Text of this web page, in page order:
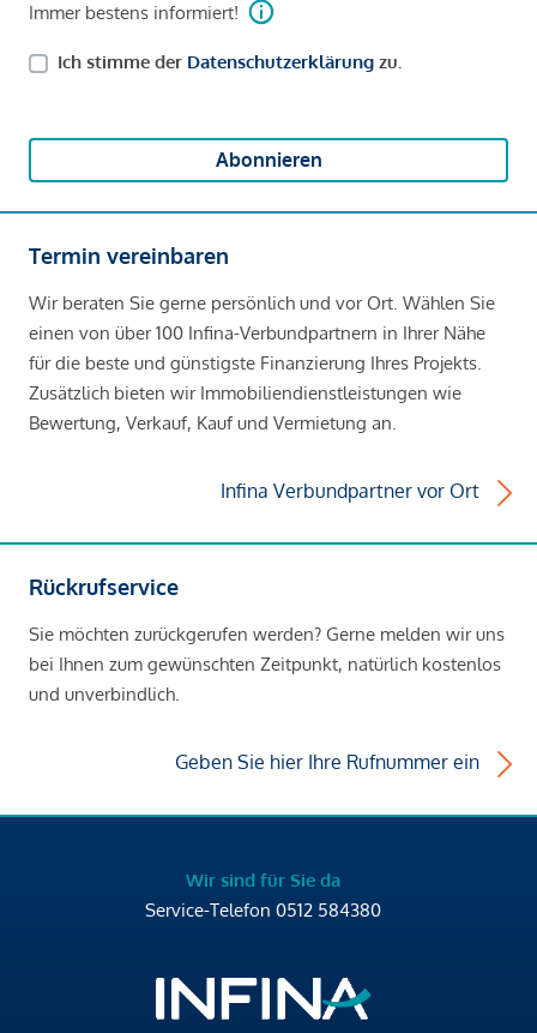
Immer bestens informiert!
Ich stimme der Datenschutzerklärung zu.
Abonnieren
Termin vereinbaren
Wir beraten Sie gerne persönlich und vor Ort. Wählen Sie
einen von über 100 Infina-Verbundpartnern in Ihrer Nähe
für die beste und günstigste Finanzierung Ihres Projekts.
Zusätzlich bieten wir Immobiliendienstleistungen wie
Bewertung, Verkauf, Kauf und Vermietung an.
Infina Verbundpartner vor Ort
Rückrufservice
Sie möchten zurückgerufen werden? Gerne melden wir uns
bei Ihnen zum gewünschten Zeitpunkt, natürlich kostenlos
und unverbindlich.
Geben Sie hier Ihre Rufnummer ein
Wir sind für Sie da
Service-Telefon 0512 584380